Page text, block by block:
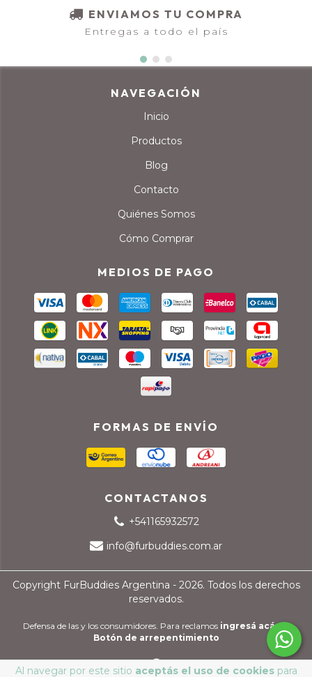
Al navegar por este sitio aceptás el uso de cookiespara
ENVIAMOS TU COMPRA
Entregas a todo el país
NAVEGACIÓN
Inicio
Productos
Blog
Contacto
Quiénes Somos
Cómo Comprar
MEDIOS DE PAGO
FORMAS DE ENVÍO
CONTACTANOS
+541165932572
info@furbuddies.com.ar
Copyright FurBuddies Argentina - 2026. Todos los derechos
reservados.
Defensa de las y los consumidores. Para reclamos ingresá acá.
Botón de arrepentimiento